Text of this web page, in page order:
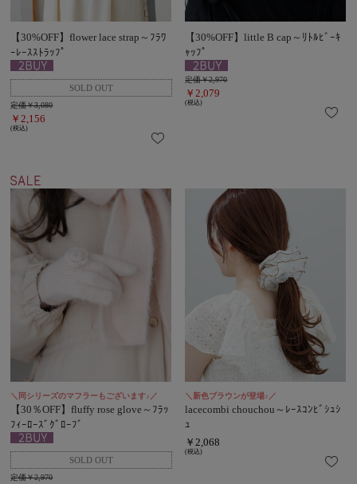
【30%OFF】flower lace strap～ﾌﾗﾜ
ｰﾚｰｽｽﾄﾗｯﾌﾟ
定価￥3,080
￥2,156
(税込)
【30%OFF】little B cap～ﾘﾄﾙﾋﾞｰｷ
ｬｯﾌﾟ
定価￥2,970
￥2,079
(税込)
＼同シリーズのマフラーもございます♪／
【30％OFF】fluffy rose glove～ﾌﾗｯ
ﾌｨｰﾛｰｽﾞｸﾞﾛｰﾌﾞ
定価￥2,970
＼新色ブラウンが登場♪／
lacecombi chouchou～ﾚｰｽｺﾝﾋﾞｼｭｼ
ｭ
￥2,068
(税込)